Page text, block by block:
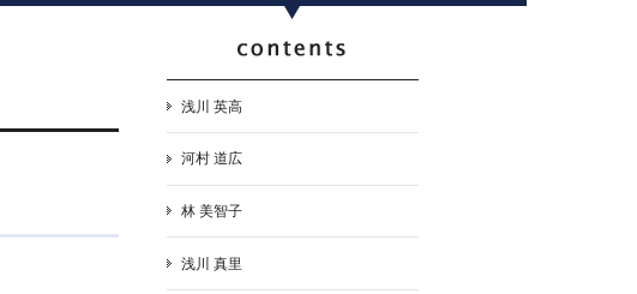
浅川 英高
河村 道広
林 美智子
浅川 真里